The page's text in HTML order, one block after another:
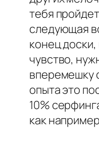
тебя
следующая
конец
чувство,
вперемешку
опыта это
10%
как